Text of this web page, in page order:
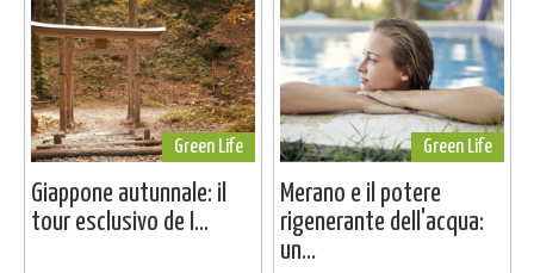
Green Life
Giappone autunnale: il
tour esclusivo de I...
Green Life
Merano e il potere
rigenerante dell'acqua:
un...